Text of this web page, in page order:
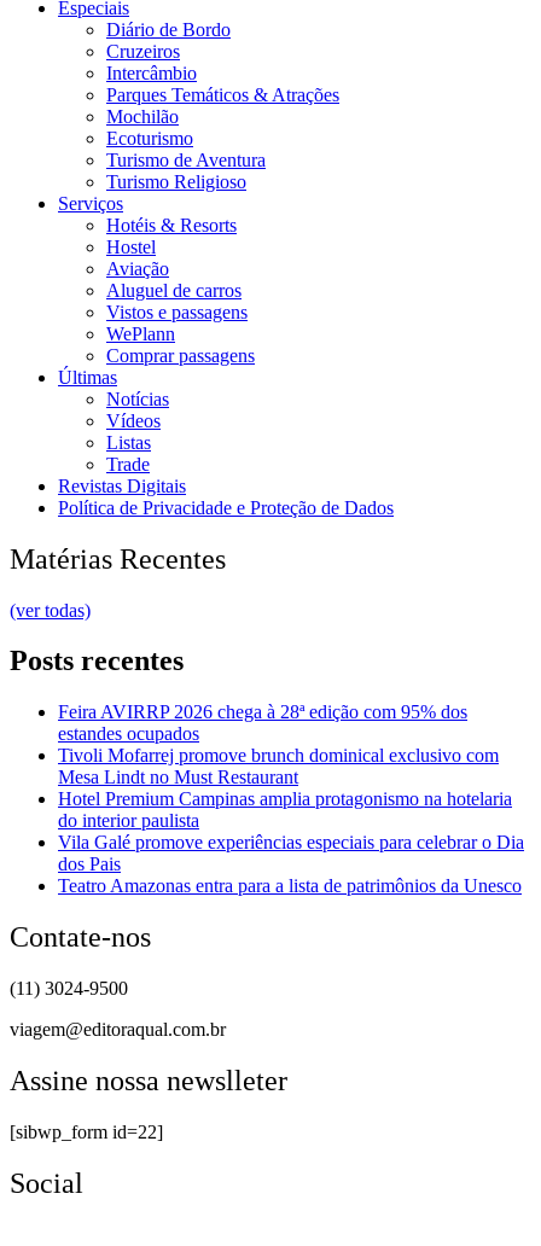
Especiais
Diário de Bordo
Cruzeiros
Intercâmbio
Parques Temáticos & Atrações
Mochilão
Ecoturismo
Turismo de Aventura
Turismo Religioso
Serviços
Hotéis & Resorts
Hostel
Aviação
Aluguel de carros
Vistos e passagens
WePlann
Comprar passagens
Últimas
Notícias
Vídeos
Listas
Trade
Revistas Digitais
Política de Privacidade e Proteção de Dados
Matérias Recentes
(ver todas)
Posts recentes
Feira AVIRRP 2026 chega à 28ª edição com 95% dos
estandes ocupados
Tivoli Mofarrej promove brunch dominical exclusivo com
Mesa Lindt no Must Restaurant
Hotel Premium Campinas amplia protagonismo na hotelaria
do interior paulista
Vila Galé promove experiências especiais para celebrar o Dia
dos Pais
Teatro Amazonas entra para a lista de patrimônios da Unesco
Contate-nos
(11) 3024-9500
viagem@editoraqual.com.br
Assine nossa newslleter
[sibwp_form id=22]
Social